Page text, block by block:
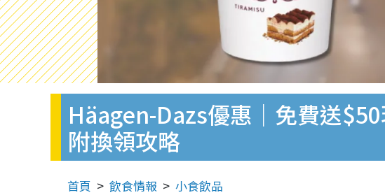
Häagen-Dazs優惠｜免費送
附換領攻略
首頁 飲食情報 小食飲品